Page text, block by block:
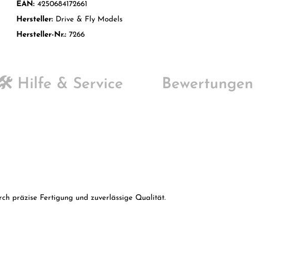
EAN: 4250684172661
Hersteller: Drive & Fly Models
Hersteller-Nr.: 7266
Hilfe & Service Bewertungen
präzise Fertigung und zuverlässige Qualität.